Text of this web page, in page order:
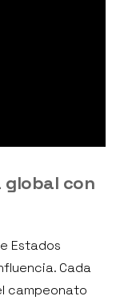
global con
Estados
Cada
campeonato